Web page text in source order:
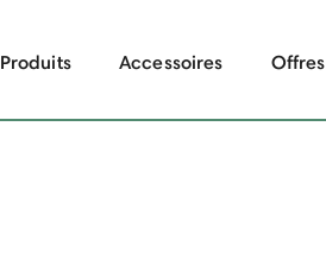
Produits Accessoires Offres